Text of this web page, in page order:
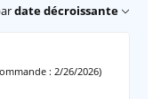
date décroissante
: 2/26/2026)